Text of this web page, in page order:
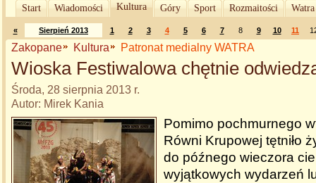
Start Wiadomości Kultura Góry Sport Rozmaitości
« Sierpień 2013 1 2 3 4 5 6 7 8 9 10 11
Zakopane Kultura Patronat medialny WATRA
Wioska Festiwalowa chętnie
Środa, 28 sierpnia 2013 r.
Autor: Mirek Kania
Pomimo pochmurnego
Równi Krupowej tętniło
do późnego wieczora
wyjątkowych wydarzeń